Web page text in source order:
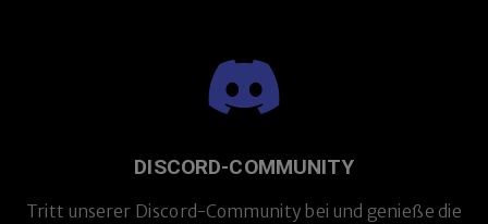
DISCORD-COMMUNITY
Tritt unserer Discord-Community bei und genieße die